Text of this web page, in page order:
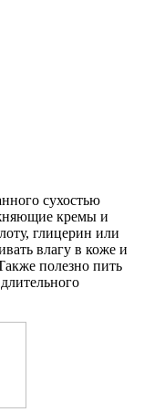
сухостью
кремы и
глицерин или
влагу в коже и
полезно пить